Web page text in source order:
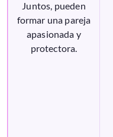
Juntos, pueden
formar una pareja
apasionada y
protectora.